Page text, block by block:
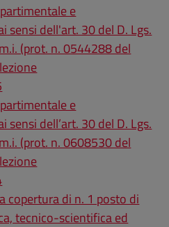
e
sensi dell'art. 30 del D. Lgs.
(prot. n. 0544288 del
e
dell’art. 30 del D. Lgs.
(prot. n. 0608530 del
copertura di n. 1 posto di
tecnico-scientifica ed